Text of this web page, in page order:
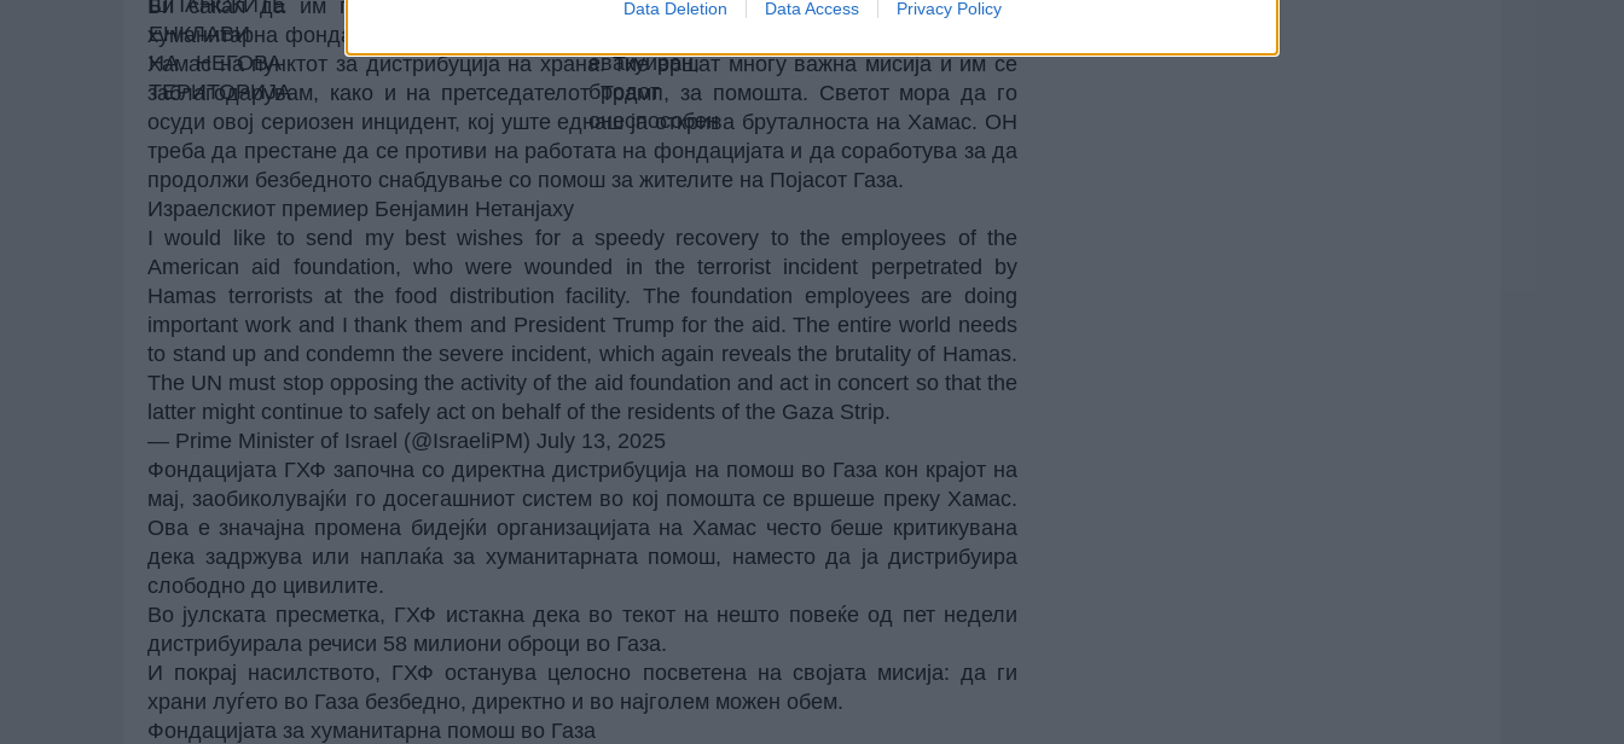
Data Deletion Data Access Privacy Policy
Би сакал да им посакам брзо оздравување на вработените во американската
хуманитарна фондација, кои беа повредени во терористичкиот напад што го изврши
Хамас на пунктот за дистрибуција на храна. Тие вршат многу важна мисија и им се
заблагодарувам, како и на претседателот Трамп, за помошта. Светот мора да го
осуди овој сериозен инцидент, кој уште еднаш ја открива бруталноста на Хамас. ОН
треба да престане да се противи на работата на фондацијата и да соработува за да
продолжи безбедното снабдување со помош за жителите на Појасот Газа.
Израелскиот премиер Бенјамин Нетанјаху
I would like to send my best wishes for a speedy recovery to the employees of the
American aid foundation, who were wounded in the terrorist incident perpetrated by
Hamas terrorists at the food distribution facility. The foundation employees are doing
important work and I thank them and President Trump for the aid. The entire world needs
to stand up and condemn the severe incident, which again reveals the brutality of Hamas.
The UN must stop opposing the activity of the aid foundation and act in concert so that the
latter might continue to safely act on behalf of the residents of the Gaza Strip.
— Prime Minister of Israel (@IsraeliPM) July 13, 2025
Фондацијата ГХФ започна со директна дистрибуција на помош во Газа кон крајот на
мај, заобиколувајќи го досегашниот систем во кој помошта се вршеше преку Хамас.
Ова е значајна промена бидејќи организацијата на Хамас често беше критикувана
дека задржува или наплаќа за хуманитарната помош, наместо да ја дистрибуира
слободно до цивилите.
Во јулската пресметка, ГХФ истакна дека во текот на нешто повеќе од пет недели
дистрибуирала речиси 58 милиони оброци во Газа.
И покрај насилството, ГХФ останува целосно посветена на својата мисија: да ги
храни луѓето во Газа безбедно, директно и во најголем можен обем.
Фондацијата за хуманитарна помош во Газа